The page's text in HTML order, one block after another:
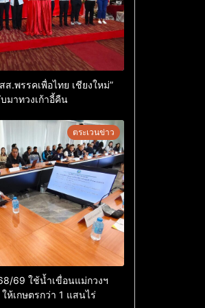
ส.พรรคเพื่อไทย เชียงใหม่”
มาทวงเก้าอี้คืน
ตระเวนข่าว
69 ใช้น้ำเขื่อนแม่กวงฯ
ห้เกษตรกว่า 1 แสนไร่